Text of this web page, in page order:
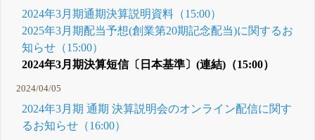
2024年3月期通期決算説明資料（15:00）
2025年3月期配当予想(創業第20期記念配当)に関するお
知らせ（15:00）
2024年3月期決算短信〔日本基準〕(連結)（15:00）
2024/04/05
2024年3月期 通期 決算説明会のオンライン配信に関す
るお知らせ（16:00）